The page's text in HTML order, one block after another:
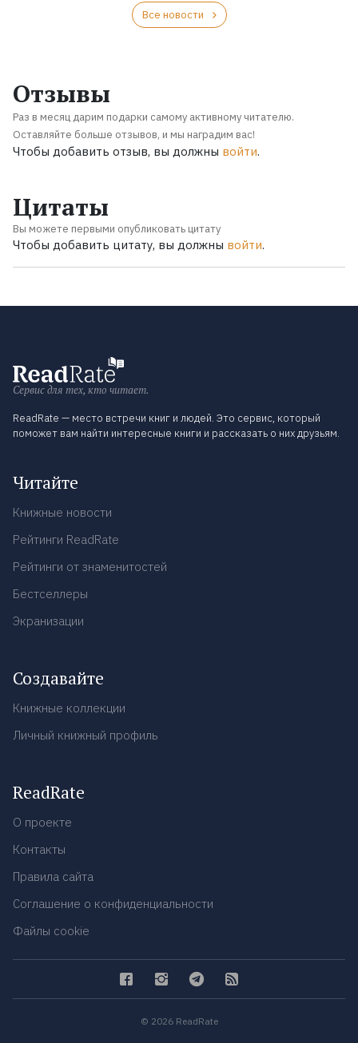
Все новости
Отзывы
Раз в месяц дарим подарки самому активному читателю.
Оставляйте больше отзывов, и мы наградим вас!
Чтобы добавить отзыв, вы должны войти.
Цитаты
Вы можете первыми опубликовать цитату
Чтобы добавить цитату, вы должны войти.
Сервис для тех, кто читает.
ReadRate — место встречи книг и людей. Это сервис, который
поможет вам найти интересные книги и рассказать о них друзьям.
Читайте
Книжные новости
Рейтинги ReadRate
Рейтинги от знаменитостей
Бестселлеры
Экранизации
Создавайте
Книжные коллекции
Личный книжный профиль
ReadRate
О проекте
Контакты
Правила сайта
Соглашение о конфиденциальности
Файлы cookie
© 2026 ReadRate